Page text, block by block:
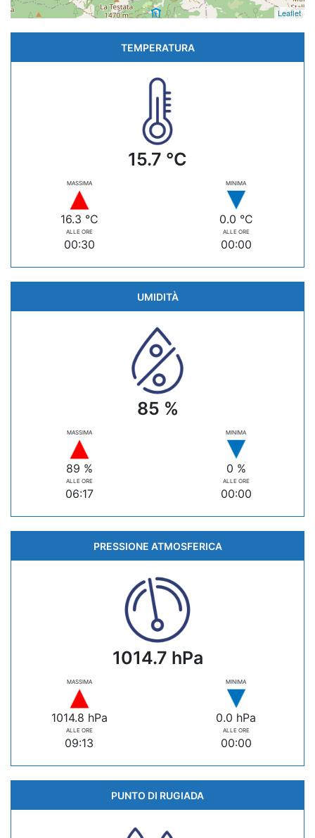
Leaflet
TEMPERATURA
15.7 °C
MASSIMA
16.3 °C
ALLE ORE
00:30
MINIMA
0.0 °C
ALLE ORE
00:00
UMIDITÀ
85 %
MASSIMA
89 %
ALLE ORE
06:17
MINIMA
0 %
ALLE ORE
00:00
PRESSIONE ATMOSFERICA
1014.7 hPa
MASSIMA
1014.8 hPa
ALLE ORE
09:13
MINIMA
0.0 hPa
ALLE ORE
00:00
PUNTO DI RUGIADA